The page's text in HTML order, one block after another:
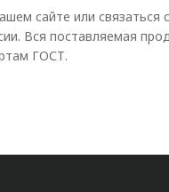
сайте или
Вся поставляемая
ГОСТ.